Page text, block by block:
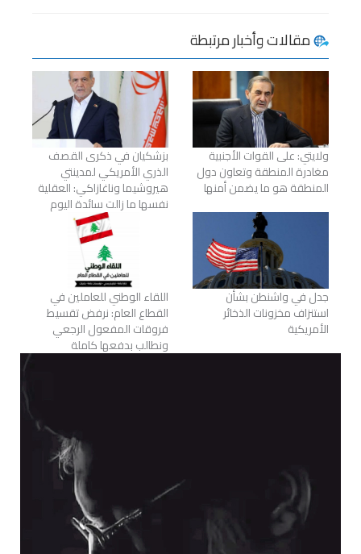
مقالات وأخبار مرتبطة
ولايتي: على القوات الأجنبية
مغادرة المنطقة وتعاون دول
المنطقة هو ما يضمن أمنها
بزشكيان في ذكرى القصف
الذري الأمريكي لمدينتي
هيروشيما وناغازاكي: العقلية
نفسها ما زالت سائدة اليوم
جدل في واشنطن بشأن
استنزاف مخزونات الذخائر
الأمريكية
اللقاء الوطني للعاملين في
القطاع العام: نرفض تقسيط
فروقات المفعول الرجعي
ونطالب بدفعها كاملة